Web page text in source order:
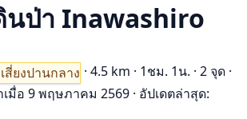
นป่า Inawashiro
สี่ยงปานกลาง · 4.5 km · 1ชม. 1น. · 2 จุด ·
มื่อ 9 พฤษภาคม 2569 · อัปเดตล่าสุด: